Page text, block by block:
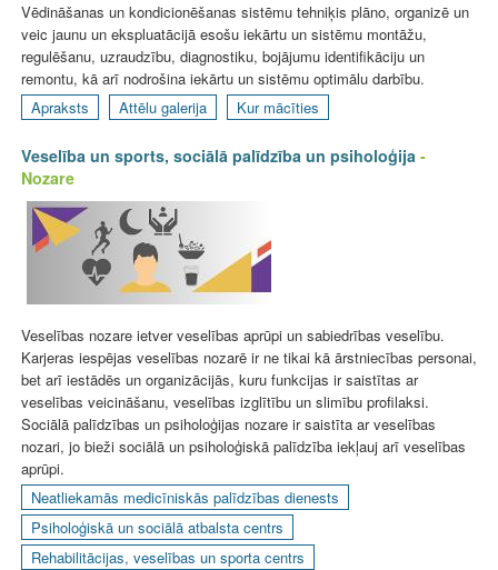
Vēdināšanas un kondicionēšanas sistēmu tehniķis plāno, organizē un
veic jaunu un ekspluatācijā esošu iekārtu un sistēmu montāžu,
regulēšanu, uzraudzību, diagnostiku, bojājumu identifikāciju un
remontu, kā arī nodrošina iekārtu un sistēmu optimālu darbību.
Apraksts
Attēlu galerija Kur mācīties
Veselība un sports, sociālā palīdzība un psiholoģija -
Nozare
Veselības nozare ietver veselības aprūpi un sabiedrības veselību.
Karjeras iespējas veselības nozarē ir ne tikai kā ārstniecības personai,
bet arī iestādēs un organizācijās, kuru funkcijas ir saistītas ar
veselības veicināšanu, veselības izglītību un slimību profilaksi.
Sociālā palīdzības un psiholoģijas nozare ir saistīta ar veselības
nozari, jo bieži sociālā un psiholoģiskā palīdzība iekļauj arī veselības
aprūpi.
Neatliekamās medicīniskās palīdzības dienests
Psiholoģiskā un sociālā atbalsta centrs
Rehabilitācijas, veselības un sporta centrs